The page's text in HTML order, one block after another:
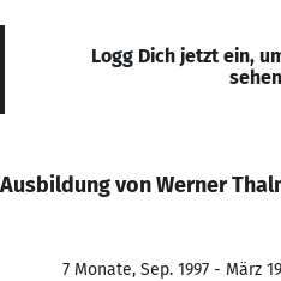
Logg Dich jetzt ein,
Ausbildung von Werner
7 Monate, Sep. 1997 - März